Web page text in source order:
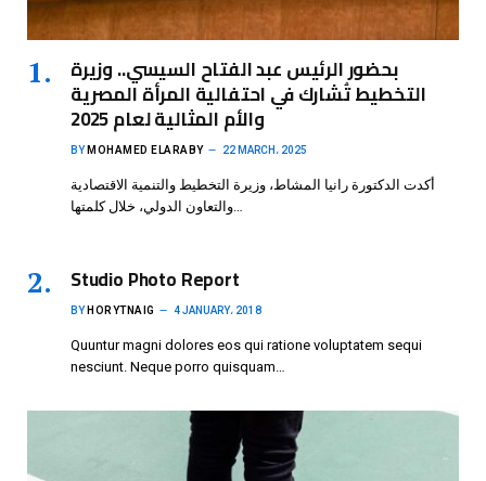
بحضور الرئيس عبد الفتاح السيسي.. وزيرة
التخطيط تُشارك في احتفالية المرأة المصرية
والأم المثالية لعام 2025
BY MOHAMED ELARABY 22 MARCH، 2025
أكدت الدكتورة رانيا المشاط، وزيرة التخطيط والتنمية الاقتصادية
Studio Photo Report
BY HORYTNAIG 4 JANUARY، 2018
Quuntur magni dolores eos qui ratione voluptatem sequi
nesciunt. Neque porro quisquam…